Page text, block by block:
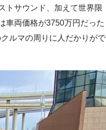
トサウンド、加えて世界限
車両価格が3750万円だった
ルマの周りに人だかりがで